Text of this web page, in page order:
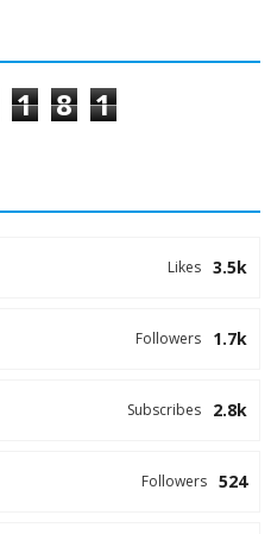
1 8 1
3.5k
Likes
1.7k
Followers
2.8k
Subscribes
524
Followers